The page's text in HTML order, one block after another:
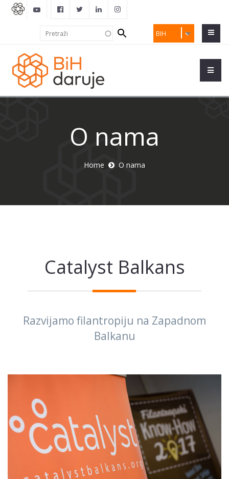
BIH
Search
form
O nama
Home O nama
Catalyst Balkans
Razvijamo filantropiju na Zapadnom
Balkanu